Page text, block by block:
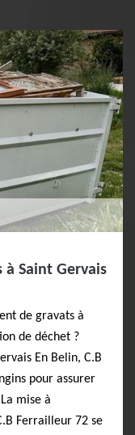
Saint Gervais
de gravats à
de déchet ?
En Belin, C.B
pour assurer
mise à
Ferrailleur 72 se